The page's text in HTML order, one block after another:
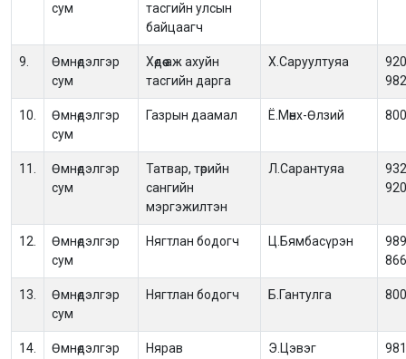
сум
тасгийн улсын
байцаагч
9.
Өмнөдэлгэр
сум
Хөдөө аж ахуйн
тасгийн дарга
Х.Саруултуяа
10.
Өмнөдэлгэр
сум
Газрын даамал Ё.Мөнх-Өлзий
11.
Өмнөдэлгэр
сум
Татвар, төрийн
сангийн
мэргэжилтэн
Л.Сарантуяа
12.
Өмнөдэлгэр
сум
Нягтлан бодогч Ц.Бямбасүрэн
13.
Өмнөдэлгэр
сум
Нягтлан бодогч Б.Гантулга
14.
Өмнөдэлгэр
Нярав Э.Цэвэг